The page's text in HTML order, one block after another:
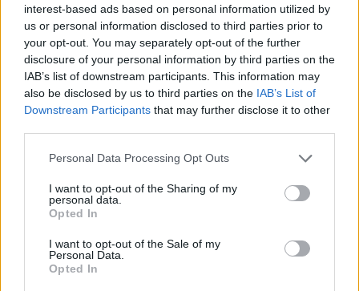
interest-based ads based on personal information utilized by
us or personal information disclosed to third parties prior to
your opt-out. You may separately opt-out of the further
disclosure of your personal information by third parties on the
IAB’s list of downstream participants. This information may
also be disclosed by us to third parties on the IAB’s List of
Downstream Participants that may further disclose it to other
Please note that this website/app uses one or more Google
not limited to your visit or usage behaviour. You may click to
grant or deny consent to Google and its third-party tags to
use your data for below specified purposes in below Google
consent section.
Personal Data Processing Opt Outs
I want to opt-out of the Sharing of my
personal data.
Opted In
I want to opt-out of the Sale of my
Personal Data.
Opted In
Kövess minket, és értesülj a friss hírekről a
Facebookon is!
Követem